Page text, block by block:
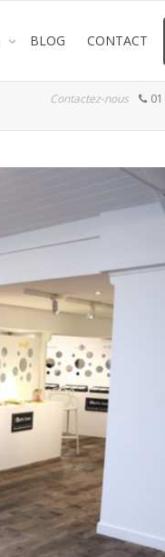
BLOG CONTACT
Contactez-nous